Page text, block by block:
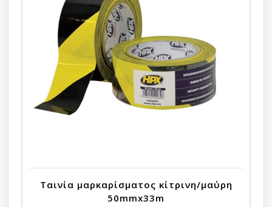
Ταινία μαρκαρίσματος κίτρινη/μαύρη
50mmx33m